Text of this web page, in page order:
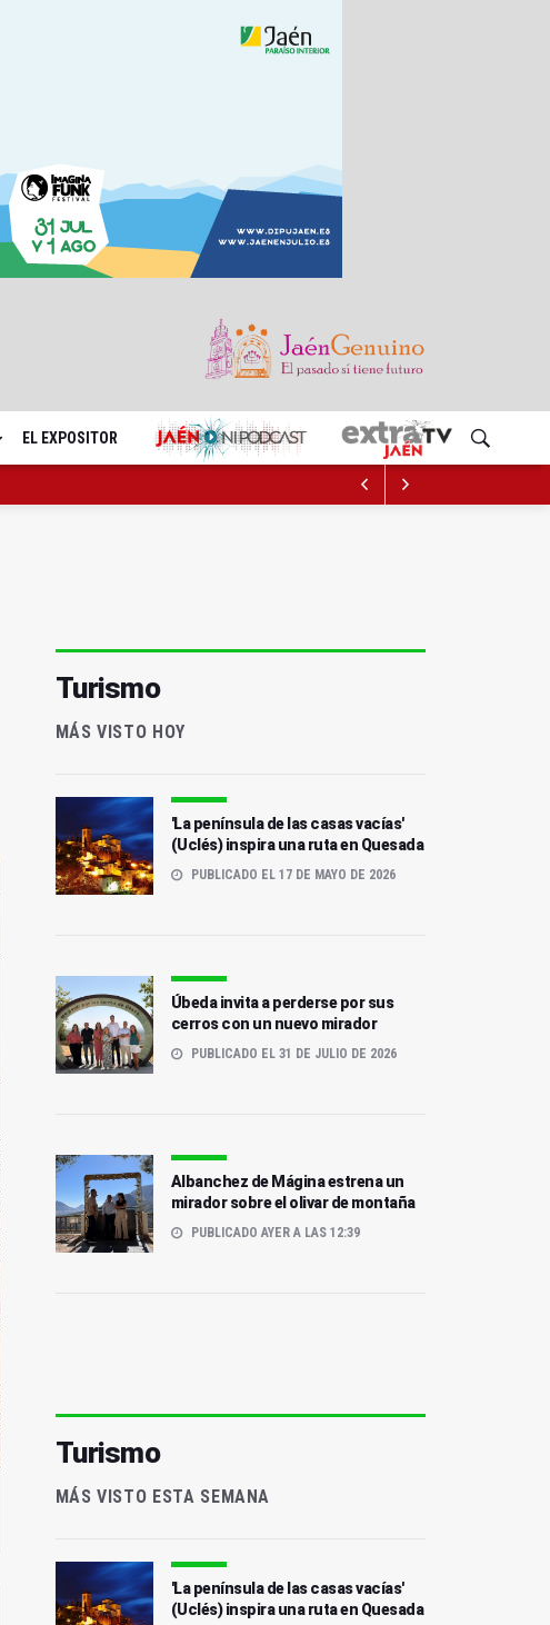
EL EXPOSITOR
Turismo
MÁS VISTO HOY
'La península de las casas vacías'
(Uclés) inspira una ruta en Quesada
PUBLICADO EL 17 DE MAYO DE 2026
Úbeda invita a perderse por sus
cerros con un nuevo mirador
PUBLICADO EL 31 DE JULIO DE 2026
Albanchez de Mágina estrena un
mirador sobre el olivar de montaña
PUBLICADO AYER A LAS 12:39
Turismo
MÁS VISTO ESTA SEMANA
'La península de las casas vacías'
(Uclés) inspira una ruta en Quesada